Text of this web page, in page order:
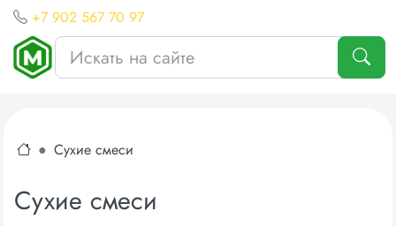
+7 902 567 70 97
Сухие смеси
Сухие смеси